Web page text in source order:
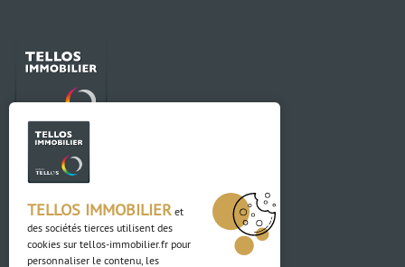
Contact
03 88 04 84 84
Adresse
TELLOS IMMOBILIER et
des sociétés tierces utilisent des
cookies sur tellos-immobilier.fr pour
personnaliser le contenu, les